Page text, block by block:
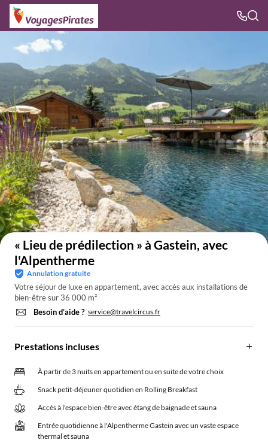
Voir sur la carte
« Lieu de prédilection » à Gastein, avec
l'Alpentherme
Annulation gratuite
Votre séjour de luxe en appartement, avec accès aux installations de
bien-être sur 36 000 m²
Besoin d’aide ? service@travelcircus.fr
Prestations incluses
À partir de 3 nuits en appartement ou en suite de votre choix
Snack petit-déjeuner quotidien en Rolling Breakfast
Accès à l'espace bien-être avec étang de baignade et sauna
Entrée quotidienne à l'Alpentherme Gastein avec un vaste espace
thermal et sauna